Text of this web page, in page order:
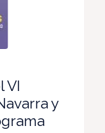
VI
y